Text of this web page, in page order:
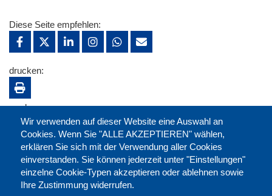
Wir verwenden auf dieser Website eine Auswahl an
Cookies. Wenn Sie "ALLE AKZEPTIEREN" wählen,
erklären Sie sich mit der Verwendung aller Cookies
einverstanden. Sie können jederzeit unter "Einstellungen"
einzelne Cookie-Typen akzeptieren oder ablehnen sowie
Ihre Zustimmung widerrufen.
Diese Seite empfehlen:
drucken:
merken: